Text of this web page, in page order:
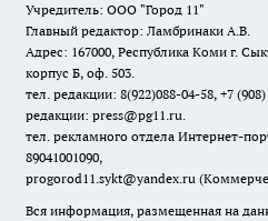
Учредитель: ООО "Город 11"
Главный редактор: Ламбринаки А.В.
Адрес: 167000, Республика Коми г.
корпус Б, оф. 503.
тел. редакции: 8(922)088-04-58, +7
редакции: press@pg11.ru.
тел. рекламного отдела Интернет-
89041001090,
progorod11.sykt@yandex.ru
Вся информация, размещенная на